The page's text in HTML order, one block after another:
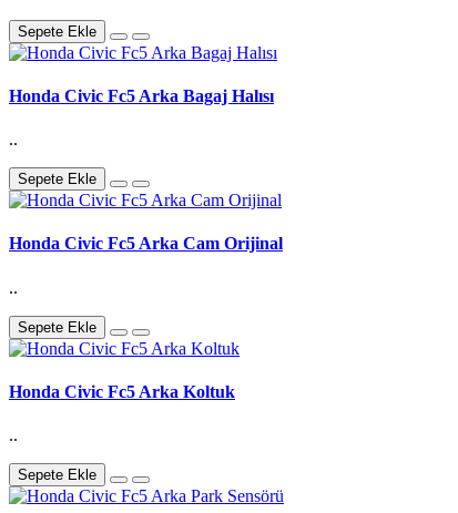
Sepete Ekle
Honda Civic Fc5 Arka Bagaj Halısı
..
Sepete Ekle
Honda Civic Fc5 Arka Cam Orijinal
..
Sepete Ekle
Honda Civic Fc5 Arka Koltuk
..
Sepete Ekle